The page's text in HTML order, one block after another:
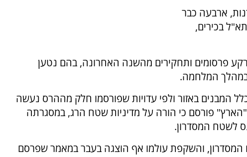
ארבעה כבר
בכירים,
פרסומים ותחקירים מהשנה האחרונה, בהם נטען
במהלך המלחמה.
המבנים באזור ולפי עדויות שפורסמו חלק מההרס נעשה
ב"הארץ" פורסם כי הורה על מדיניות שטח הרג, במסגרתה
לשטח המסדרון.
והשקפת עולמו אף הוצגה בעבר במאמר שפרסם